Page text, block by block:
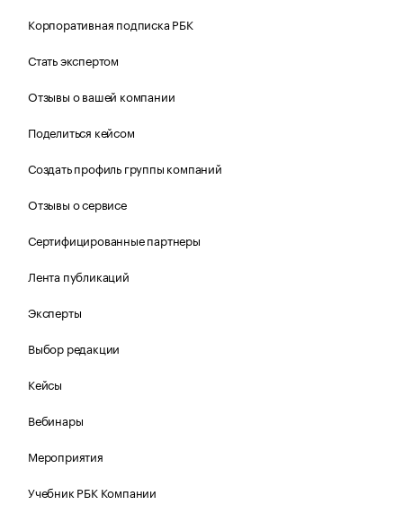
Корпоративная подписка РБК
Стать экспертом
Отзывы о вашей компании
Поделиться кейсом
Создать профиль группы компаний
Отзывы о сервисе
Сертифицированные партнеры
Лента публикаций
Эксперты
Выбор редакции
Кейсы
Вебинары
Мероприятия
Учебник РБК Компании